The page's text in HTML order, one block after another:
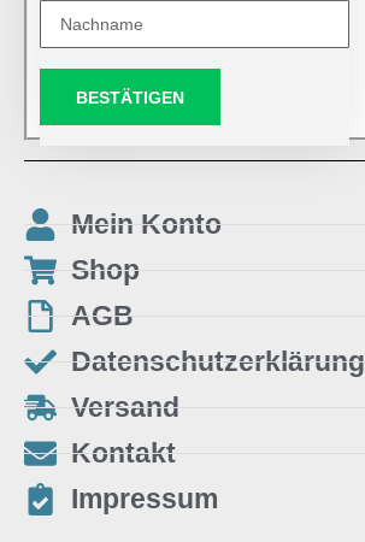
BESTÄTIGEN
Mein Konto
Shop
AGB
Datenschutzerklärung
Versand
Kontakt
Impressum